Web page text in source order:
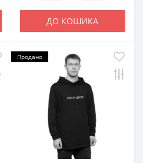
ДО КОШИКА
Продано